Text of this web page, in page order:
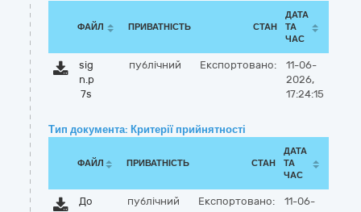
ФАЙЛ ПРИВАТНІСТЬ СТАН
ДАТА
ТА
ЧАС
sig
n.p
7s
публічний Експортовано:
11-06-
2026,
17:24:15
Тип документа: Критерії прийнятності
ФАЙЛ ПРИВАТНІСТЬ СТАН
ДАТА
ТА
ЧАС
До
публічний Експортовано:
11-06-